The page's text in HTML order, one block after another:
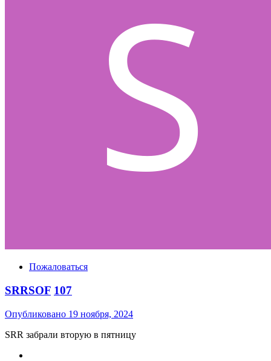
Пожаловаться
SRRSOF 107
Опубликовано 19 ноября, 2024
SRR забрали вторую в пятницу